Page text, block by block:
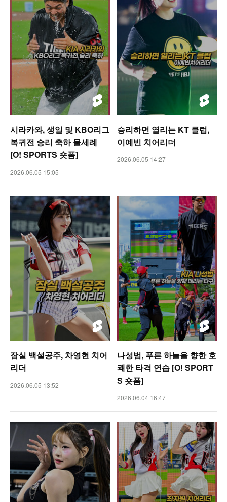
시라카와, 생일 및 KBO리그
복귀전 승리 축하 물세례
[O! SPORTS 숏폼]
2026.06.05 15:05
승리하면 열리는 KT 클럽,
이예빈 치어리더
2026.06.05 14:27
잠실 백설공주, 차영현 치어
리더
2026.06.05 13:52
나성범, 푸른 하늘을 향한 호
쾌한 타격 연습 [O! SPORT
S 숏폼]
2026.06.04 16:47